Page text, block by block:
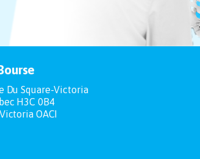
Du Square-Victoria
H3C 0B4
OACI